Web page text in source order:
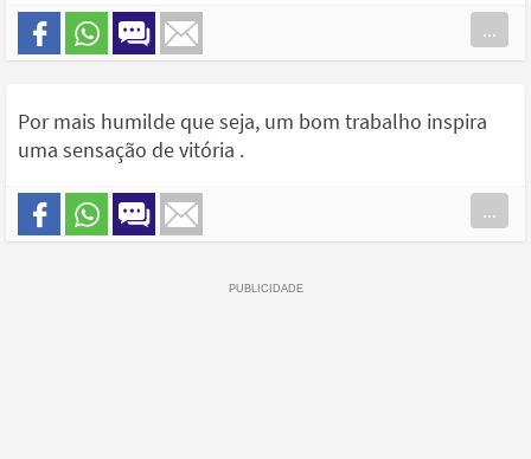
...
Por mais humilde que seja, um bom trabalho inspira
uma sensação de vitória .
...